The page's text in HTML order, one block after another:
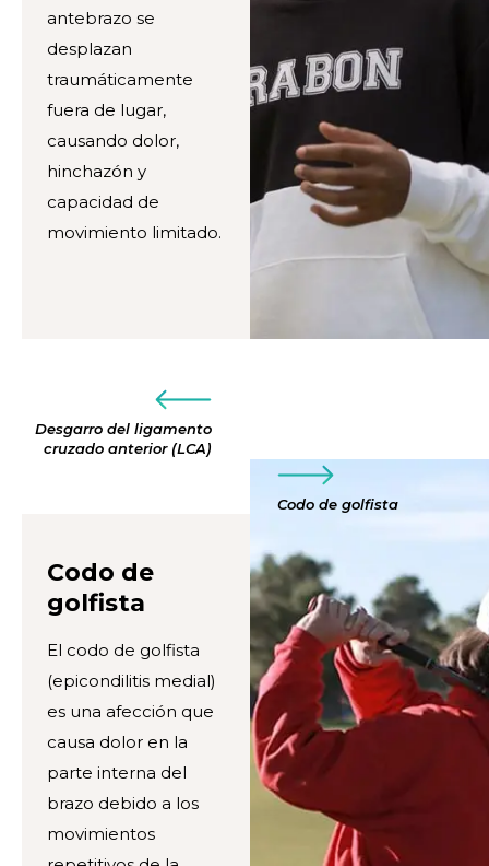
antebrazo se
desplazan
traumáticamente
fuera de lugar,
causando dolor,
hinchazón y
capacidad de
movimiento limitado.
Desgarro del ligamento
cruzado anterior (LCA)
Codo de golfista
Codo de
golfista
El codo de golfista
(epicondilitis medial)
es una afección que
causa dolor en la
parte interna del
brazo debido a los
movimientos